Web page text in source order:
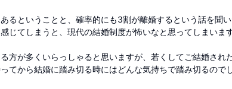
るということと、確率的にも3割が離婚するという話を聞
じてしまうと、現代の結婚制度が怖いなと思ってしまいます
方が多くいらっしゃると思いますが、若くしてご結婚され
てから結婚に踏み切る時にはどんな気持ちで踏み切るので